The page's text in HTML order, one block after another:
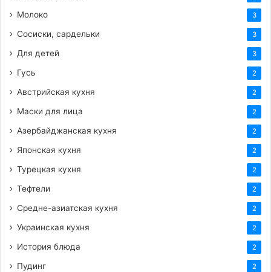
Молоко 3
Сосиски, сардельки 3
Для детей 3
Гусь 2
Австрийская кухня 2
Маски для лица 2
Азербайджанская кухня 2
Японская кухня 2
Турецкая кухня 2
Тефтели 2
Средне-азиатская кухня 2
Украинская кухня 2
История блюда 2
Пудинг 2